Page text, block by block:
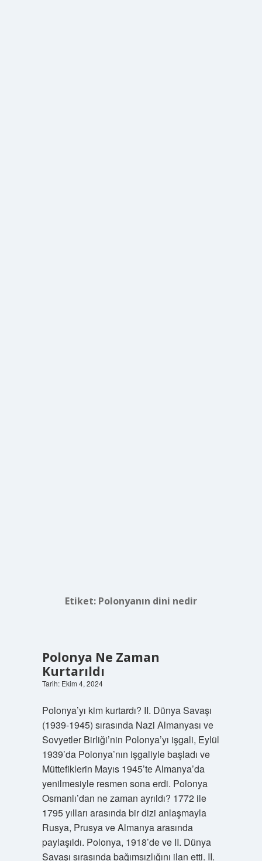
Etiket: Polonyanın dini nedir
Polonya Ne Zaman
Kurtarıldı
Tarih: Ekim 4, 2024
Polonya’yı kim kurtardı? II. Dünya Savaşı
(1939-1945) sırasında Nazi Almanyası ve
Sovyetler Birliği’nin Polonya’yı işgali, Eylül
1939’da Polonya’nın işgaliyle başladı ve
Müttefiklerin Mayıs 1945’te Almanya’da
yenilmesiyle resmen sona erdi. Polonya
Osmanlı’dan ne zaman ayrıldı? 1772 ile
1795 yılları arasında bir dizi anlaşmayla
Rusya, Prusya ve Almanya arasında
paylaşıldı. Polonya, 1918’de ve II. Dünya
Savaşı sırasında bağımsızlığını ilan etti. II.